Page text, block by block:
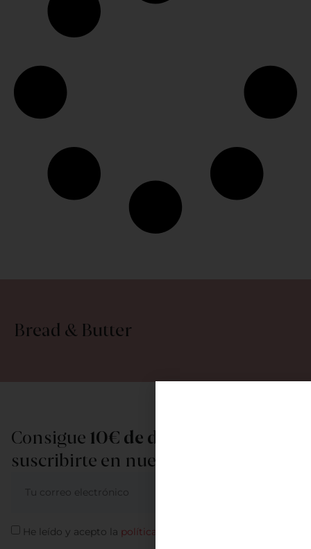
Bread & Butter
Consigue 10€ de descuento
suscribirte en nuestra newsletter
He leído y acepto la política de privacidad